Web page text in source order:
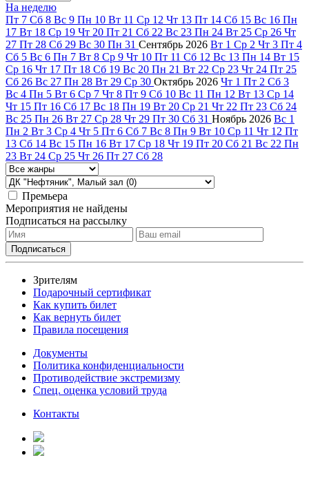
На неделю
Пт 7 Сб 8 Вс 9 Пн 10 Вт 11 Ср 12 Чт 13 Пт 14 Сб 15 Вс 16 Пн
17 Вт 18 Ср 19 Чт 20 Пт 21 Сб 22 Вс 23 Пн 24 Вт 25 Ср 26 Чт
27 Пт 28 Сб 29 Вс 30 Пн 31 Сентябрь 2026 Вт 1 Ср 2 Чт 3 Пт 4
Сб 5 Вс 6 Пн 7 Вт 8 Ср 9 Чт 10 Пт 11 Сб 12 Вс 13 Пн 14 Вт 15
Ср 16 Чт 17 Пт 18 Сб 19 Вс 20 Пн 21 Вт 22 Ср 23 Чт 24 Пт 25
Сб 26 Вс 27 Пн 28 Вт 29 Ср 30 Октябрь 2026 Чт 1 Пт 2 Сб 3
Вс 4 Пн 5 Вт 6 Ср 7 Чт 8 Пт 9 Сб 10 Вс 11 Пн 12 Вт 13 Ср 14
Чт 15 Пт 16 Сб 17 Вс 18 Пн 19 Вт 20 Ср 21 Чт 22 Пт 23 Сб 24
Вс 25 Пн 26 Вт 27 Ср 28 Чт 29 Пт 30 Сб 31 Ноябрь 2026 Вс 1
Пн 2 Вт 3 Ср 4 Чт 5 Пт 6 Сб 7 Вс 8 Пн 9 Вт 10 Ср 11 Чт 12 Пт
13 Сб 14 Вс 15 Пн 16 Вт 17 Ср 18 Чт 19 Пт 20 Сб 21 Вс 22 Пн
23 Вт 24 Ср 25 Чт 26 Пт 27 Сб 28
Премьера
Мероприятия не найдены
Подписаться на рассылку
Зрителям
Подарочный сертификат
Как купить билет
Как вернуть билет
Правила посещения
Документы
Политика конфиденциальности
Противодействие экстремизму
Спец. оценка условий труда
Контакты